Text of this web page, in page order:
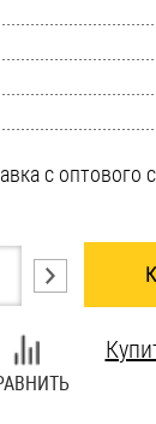
с оптового